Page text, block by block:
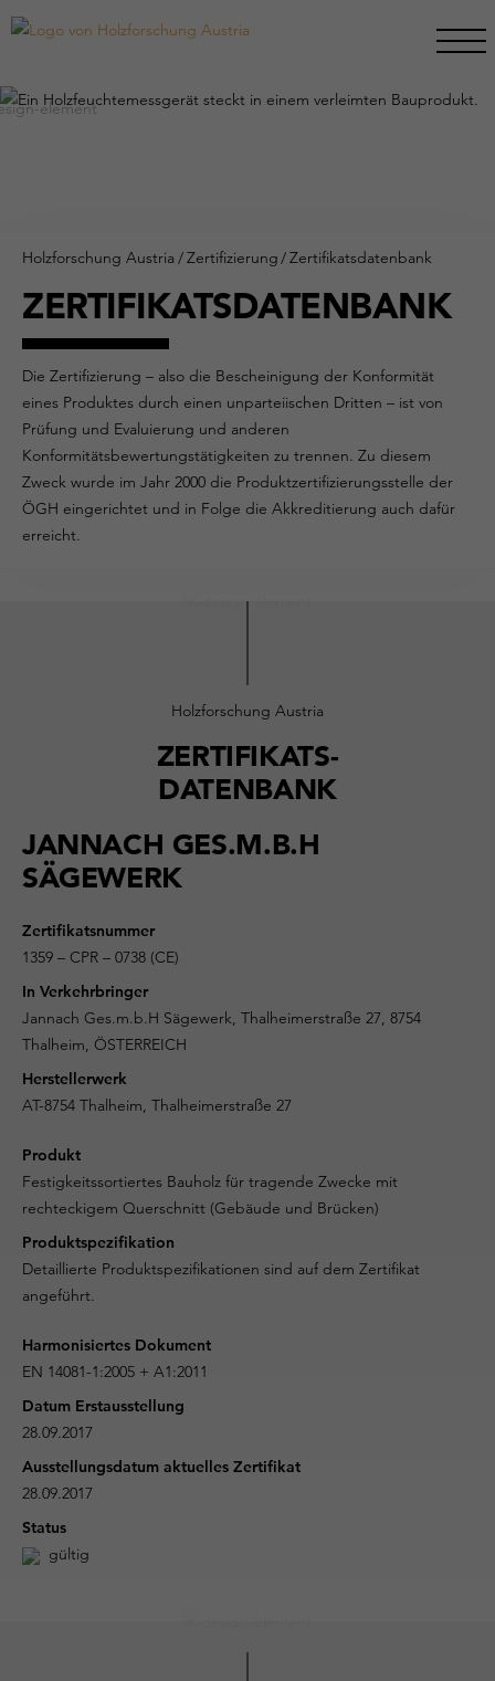
Holzforschung Austria /Zertifizierung/Zertifikatsdatenbank
ZERTIFIKATSDATENBANK
Die Zertifizierung – also die Bescheinigung der Konformität
eines Produktes durch einen unparteiischen Dritten – ist von
Prüfung und Evaluierung und anderen
Konformitätsbewertungstätigkeiten zu trennen. Zu diesem
Zweck wurde im Jahr 2000 die Produktzertifizierungsstelle der
ÖGH eingerichtet und in Folge die Akkreditierung auch dafür
erreicht.
Holzforschung Austria
ZERTIFIKATS-
DATENBANK
JANNACH GES.M.B.H
SÄGEWERK
Zertifikatsnummer
1359 – CPR – 0738 (CE)
In Verkehrbringer
Jannach Ges.m.b.H Sägewerk, Thalheimerstraße 27, 8754
Thalheim, ÖSTERREICH
Herstellerwerk
AT-8754 Thalheim, Thalheimerstraße 27
Produkt
Festigkeitssortiertes Bauholz für tragende Zwecke mit
rechteckigem Querschnitt (Gebäude und Brücken)
Produktspezifikation
Detaillierte Produktspezifikationen sind auf dem Zertifikat
angeführt.
Harmonisiertes Dokument
EN 14081-1:2005 + A1:2011
Datum Erstausstellung
28.09.2017
Ausstellungsdatum aktuelles Zertifikat
28.09.2017
Status
gültig